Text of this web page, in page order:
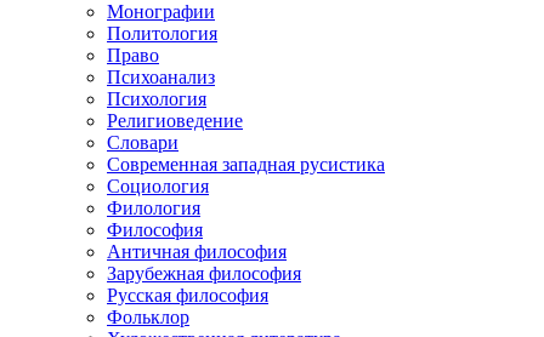
Монографии
Политология
Право
Психоанализ
Психология
Религиоведение
Словари
Современная западная русистика
Социология
Филология
Философия
Античная философия
Зарубежная философия
Русская философия
Фольклор